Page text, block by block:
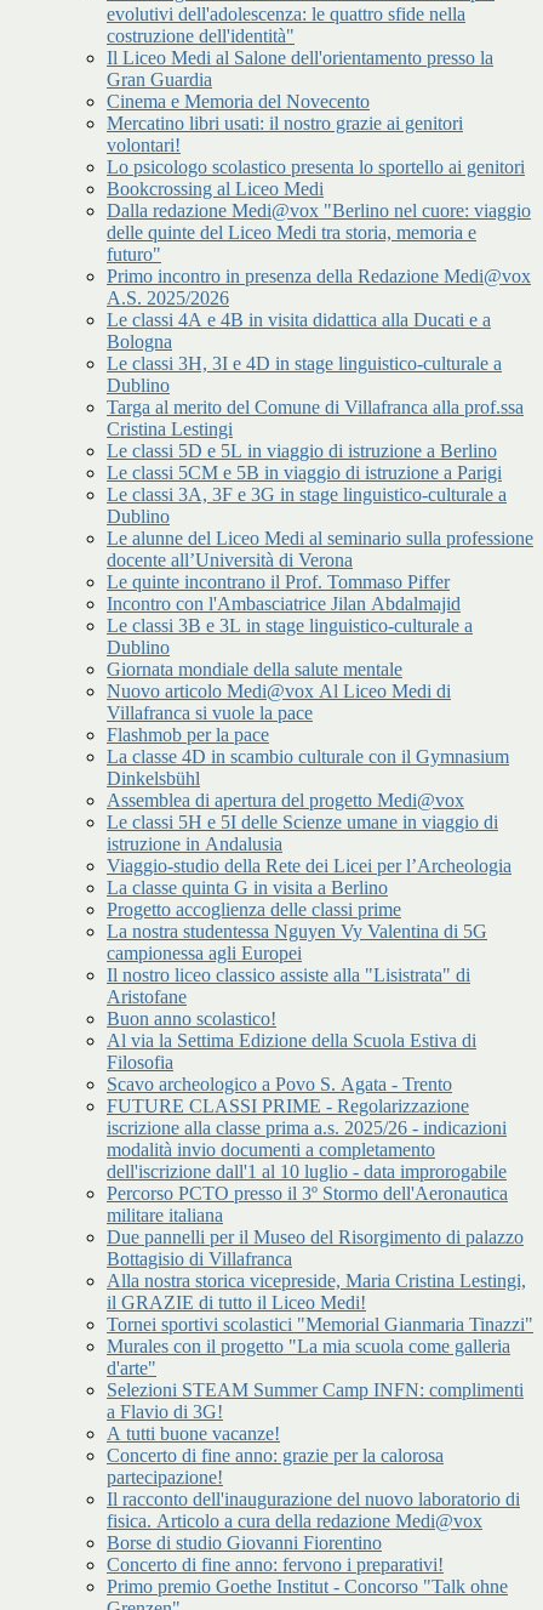
evolutivi dell'adolescenza: le quattro sfide nella
costruzione dell'identità"
Il Liceo Medi al Salone dell'orientamento presso la
Gran Guardia
Cinema e Memoria del Novecento
Mercatino libri usati: il nostro grazie ai genitori
volontari!
Lo psicologo scolastico presenta lo sportello ai genitori
Bookcrossing al Liceo Medi
Dalla redazione Medi@vox "Berlino nel cuore: viaggio
delle quinte del Liceo Medi tra storia, memoria e
futuro"
Primo incontro in presenza della Redazione Medi@vox
A.S. 2025/2026
Le classi 4A e 4B in visita didattica alla Ducati e a
Bologna
Le classi 3H, 3I e 4D in stage linguistico-culturale a
Dublino
Targa al merito del Comune di Villafranca alla prof.ssa
Cristina Lestingi
Le classi 5D e 5L in viaggio di istruzione a Berlino
Le classi 5CM e 5B in viaggio di istruzione a Parigi
Le classi 3A, 3F e 3G in stage linguistico-culturale a
Dublino
Le alunne del Liceo Medi al seminario sulla professione
docente all’Università di Verona
Le quinte incontrano il Prof. Tommaso Piffer
Incontro con l'Ambasciatrice Jilan Abdalmajid
Le classi 3B e 3L in stage linguistico-culturale a
Dublino
Giornata mondiale della salute mentale
Nuovo articolo Medi@vox Al Liceo Medi di
Villafranca si vuole la pace
Flashmob per la pace
La classe 4D in scambio culturale con il Gymnasium
Dinkelsbühl
Assemblea di apertura del progetto Medi@vox
Le classi 5H e 5I delle Scienze umane in viaggio di
istruzione in Andalusia
Viaggio-studio della Rete dei Licei per l’Archeologia
La classe quinta G in visita a Berlino
Progetto accoglienza delle classi prime
La nostra studentessa Nguyen Vy Valentina di 5G
campionessa agli Europei
Il nostro liceo classico assiste alla "Lisistrata" di
Aristofane
Buon anno scolastico!
Al via la Settima Edizione della Scuola Estiva di
Filosofia
Scavo archeologico a Povo S. Agata - Trento
FUTURE CLASSI PRIME - Regolarizzazione
iscrizione alla classe prima a.s. 2025/26 - indicazioni
modalità invio documenti a completamento
dell'iscrizione dall'1 al 10 luglio - data improrogabile
Percorso PCTO presso il 3º Stormo dell'Aeronautica
militare italiana
Due pannelli per il Museo del Risorgimento di palazzo
Bottagisio di Villafranca
Alla nostra storica vicepreside, Maria Cristina Lestingi,
il GRAZIE di tutto il Liceo Medi!
Tornei sportivi scolastici "Memorial Gianmaria Tinazzi"
Murales con il progetto "La mia scuola come galleria
d'arte"
Selezioni STEAM Summer Camp INFN: complimenti
a Flavio di 3G!
A tutti buone vacanze!
Concerto di fine anno: grazie per la calorosa
partecipazione!
Il racconto dell'inaugurazione del nuovo laboratorio di
fisica. Articolo a cura della redazione Medi@vox
Borse di studio Giovanni Fiorentino
Concerto di fine anno: fervono i preparativi!
Primo premio Goethe Institut - Concorso "Talk ohne